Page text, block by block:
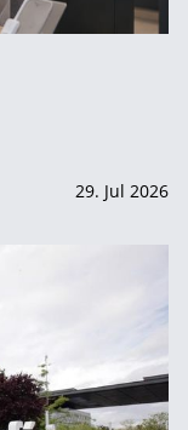
29. Jul 2026